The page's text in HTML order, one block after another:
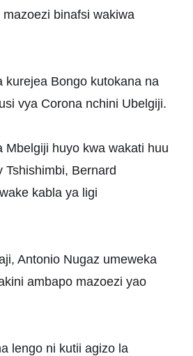
binafsi wakiwa
kurejea Bongo kutokana na
vya Corona nchini Ubelgiji.
huyo kwa wakati huu
Bernard
kabla ya ligi
Antonio Nugaz umeweka
ambapo mazoezi yao
lengo ni kutii agizo la